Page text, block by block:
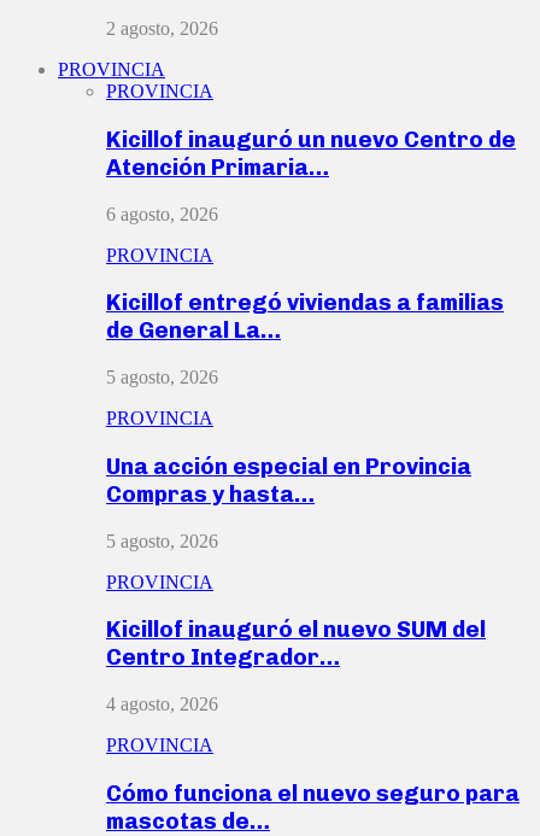
2 agosto, 2026
PROVINCIA
PROVINCIA
Kicillof inauguró un nuevo Centro de
Atención Primaria…
6 agosto, 2026
PROVINCIA
Kicillof entregó viviendas a familias
de General La…
5 agosto, 2026
PROVINCIA
Una acción especial en Provincia
Compras y hasta…
5 agosto, 2026
PROVINCIA
Kicillof inauguró el nuevo SUM del
Centro Integrador…
4 agosto, 2026
PROVINCIA
Cómo funciona el nuevo seguro para
mascotas de…